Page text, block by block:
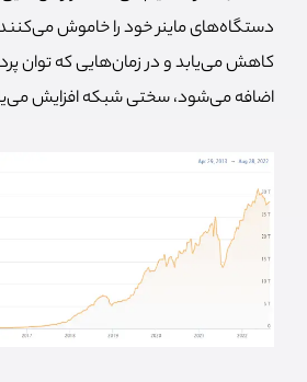
دستگاه‌های ماینر خود را خاموش
کاهش می‌یابد و در زمان‌هایی که توان
اضافه می‌شود، سختی شبکه افزایش